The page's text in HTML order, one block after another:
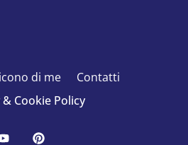
di me
Contatti
& Cookie Policy